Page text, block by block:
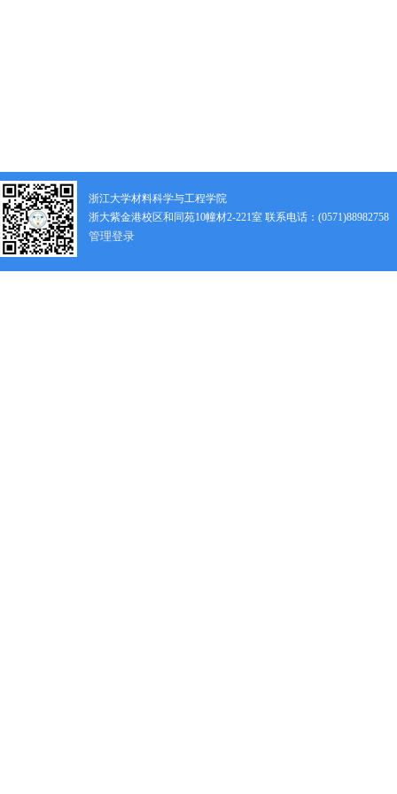
浙江大学材料科学与工程学院
浙大紫金港校区和同苑10幢材2-221室 联系电话：(0571)88982758
管理登录